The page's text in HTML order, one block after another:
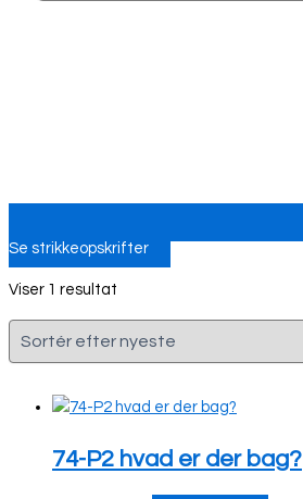
Se strikkeopskrifter
Viser 1 resultat
74-P2 hvad er der bag?